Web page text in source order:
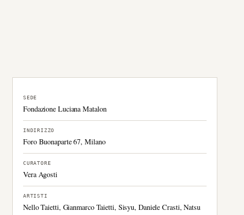
SEDE
Fondazione Luciana Matalon
INDIRIZZO
Foro Buonaparte 67, Milano
CURATORE
Vera Agosti
ARTISTI
Nello Taietti, Gianmarco Taietti, Sisyu, Daniele Crasti, Natsu